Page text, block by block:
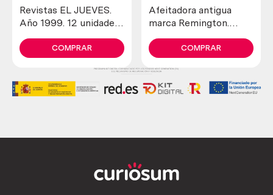
Revistas EL JUEVES.
Año 1999. 12 unidades
COMPRAR
Afeitadora antigua
marca Remington.
colecciónCOMPRAR